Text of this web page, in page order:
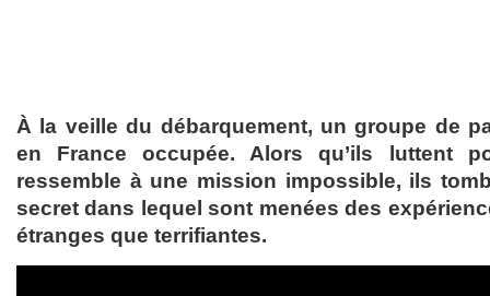
À la veille du débarquement, un groupe de
en France occupée. Alors qu’ils luttent
ressemble à une mission impossible, ils
secret dans lequel sont menées des
étranges que terrifiantes.